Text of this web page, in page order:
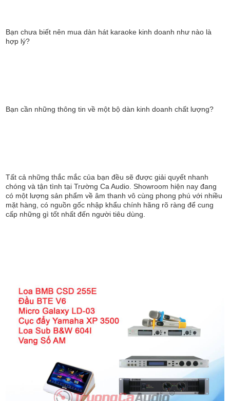
Bạn chưa biết nên mua dàn hát karaoke kinh doanh như nào là
hợp lý?
Bạn cần những thông tin về một bộ dàn kinh doanh chất lượng?
Tất cả những thắc mắc của bạn đều sẽ được giải quyết nhanh
chóng và tận tình tại Trường Ca Audio. Showroom hiện nay đang
có một lượng sản phẩm về âm thanh vô cùng phong phú với nhiều
mặt hàng, có nguồn gốc nhập khẩu chính hãng rõ ràng để cung
cấp những gì tốt nhất đến người tiêu dùng.